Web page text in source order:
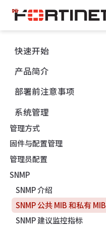
跳
至
主
內
容
快速开始
产品简介
部署前注意事项
系统管理
管理方式
固件与配置管理
管理员配置
SNMP
SNMP 介绍
SNMP 公共 MIB 和私有 MIB
SNMP 建议监控指标